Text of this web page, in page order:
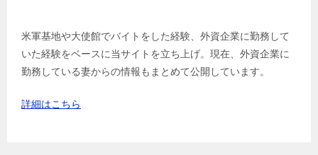
米軍基地や大使館でバイトをした経験、外資企業に勤務して
いた経験をベースに当サイトを立ち上げ。現在、外資企業に
勤務している妻からの情報もまとめて公開しています。
詳細はこちら